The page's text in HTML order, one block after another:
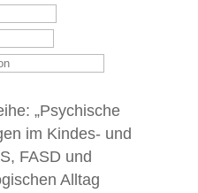
„Psychische
im Kindes- und
FASD und
Alltag